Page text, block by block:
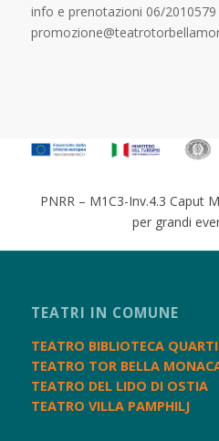
info e prenotazioni 06/2010579
PNRR – M1C3-Inv.4.3 Caput
per grandi
TEATRI IN COMUNE
TEATRO BIBLIOTECA
TEATRO TOR BELLA
TEATRO DEL LIDO DI OSTIA
TEATRO VILLA PAMPHILJ